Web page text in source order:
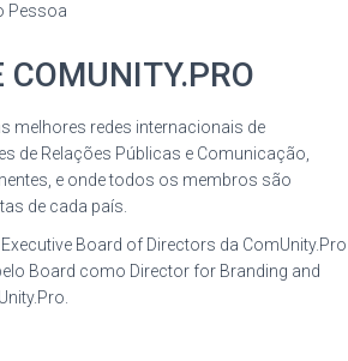
Pessoa
melhores redes internacionais de
de Relações Públicas e Comunicação,
e onde todos os membros são
de cada país.
Board of Directors da ComUnity.Pro
Board como Director for Branding and